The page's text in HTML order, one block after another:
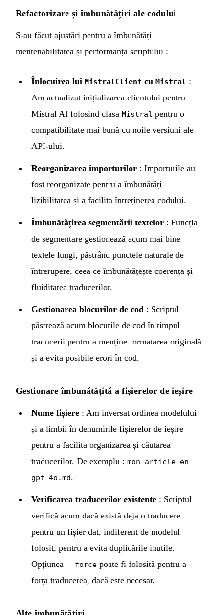
Refactorizare și îmbunătățiri ale codului
S-au făcut ajustări pentru a îmbunătăți
mentenabilitatea și performanța scriptului :
Înlocuirea lui MistralClient cu Mistral :
Am actualizat inițializarea clientului pentru
Mistral AI folosind clasa Mistral pentru o
compatibilitate mai bună cu noile versiuni ale
API-ului.
Reorganizarea importurilor : Importurile au
fost reorganizate pentru a îmbunătăți
lizibilitatea și a facilita întreținerea codului.
Îmbunătățirea segmentării textelor : Funcția
de segmentare gestionează acum mai bine
textele lungi, păstrând punctele naturale de
întrerupere, ceea ce îmbunătățește coerența și
fluiditatea traducerilor.
Gestionarea blocurilor de cod : Scriptul
păstrează acum blocurile de cod în timpul
traducerii pentru a menține formatarea originală
și a evita posibile erori în cod.
Gestionare îmbunătățită a fișierelor de ieșire
Nume fișiere : Am inversat ordinea modelului
și a limbii în denumirile fișierelor de ieșire
pentru a facilita organizarea și căutarea
traducerilor. De exemplu : mon_article-en-
gpt-4o.md.
Verificarea traducerilor existente : Scriptul
verifică acum dacă există deja o traducere
pentru un fișier dat, indiferent de modelul
folosit, pentru a evita duplicările inutile.
Opțiunea --force poate fi folosită pentru a
forța traducerea, dacă este necesar.